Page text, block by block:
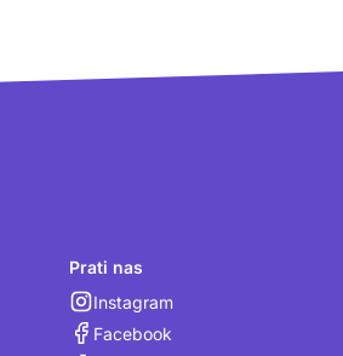
Prati nas
Instagram
Facebook